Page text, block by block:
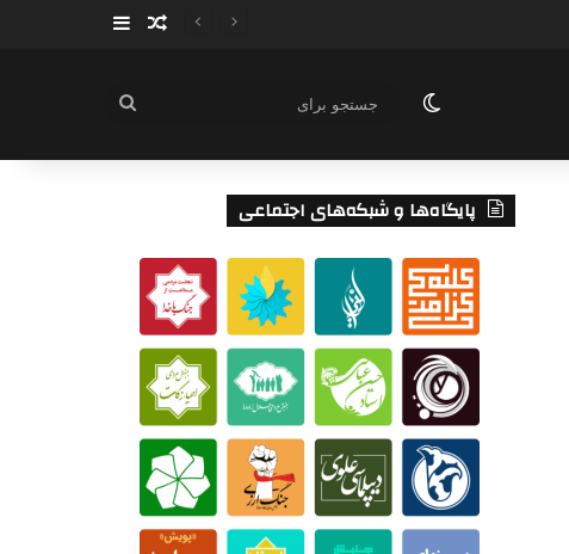
نوشته تصادفی
سایدبار
تغییر پوسته
جستجو
پایگاه‌ها و شبکه‌های اجتماعی